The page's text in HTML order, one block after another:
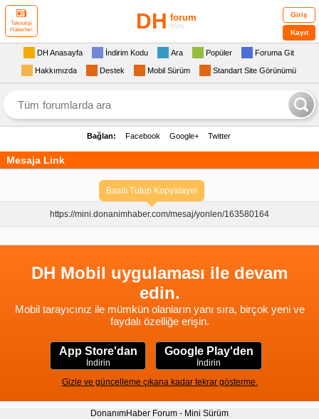
Teknoloji
Haberleri
DH forum
mini
Giriş
Kayıt
DH Anasayfa İndirim Kodu Ara Popüler Foruma Git
Hakkımızda Destek Mobil Sürüm Standart Site Görünümü
Bağlan: Facebook Google+ Twitter
Mesaja Link
Basılı Tutup Kopyalayın
https://mini.donanimhaber.com/mesaj/yonlen/163580164
DH Mobil uygulaması ile devam
edin.
Mobil tarayıcınız ile mümkün olanların yanı sıra, birçok yeni ve
faydalı özelliğe erişin.
App Store'dan
İndirin
Google Play'den
İndirin
Gizle ve güncelleme çıkana kadar tekrar gösterme.
DonanımHaber Forum - Mini Sürüm